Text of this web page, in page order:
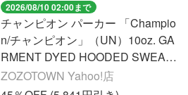
2026/08/10 02:00まで
チャンピオン パーカー 「Champio
n/チャンピオン」（UN）10oz. GA
RMENT DYED HOODED SWEAT
メンズ レディース
ZOZOTOWN Yahoo!店